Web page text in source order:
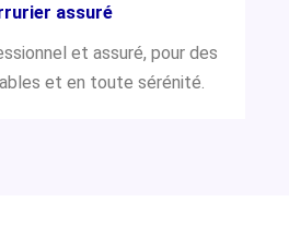
assuré
et assuré, pour des
et en toute sérénité.